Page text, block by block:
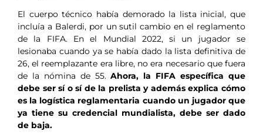
El cuerpo técnico había demorado la lista inicial, que
incluía a Balerdi, por un sutil cambio en el reglamento
de la FIFA. En el Mundial 2022, si un jugador se
lesionaba cuando ya se había dado la lista definitiva de
26, el reemplazante era libre, no era necesario que fuera
de la nómina de 55.Ahora, la FIFA específica que
debe ser sí o sí de la prelista y además explica cómo
es la logística reglamentaria cuando un jugador que
ya tiene su credencial mundialista, debe ser dado
de baja.